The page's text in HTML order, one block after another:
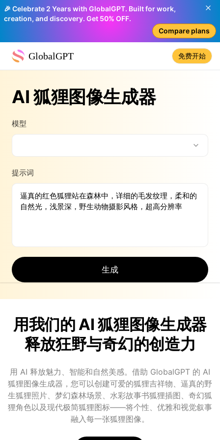
🎉 Celebrate 2 Years with GlobalGPT. Built for work,
creation, and discovery. Get 50% OFF.
Compare plans
GlobalGPT 免费开始
AI 狐狸图像生成器
模型
提示词
生成
用我们的 AI 狐狸图像生成器
释放狂野与奇幻的创造力
用 AI 释放魅力、智能和自然美感。借助 GlobalGPT 的 AI
狐狸图像生成器，您可以创建可爱的狐狸吉祥物、逼真的野
生狐狸照片、梦幻森林场景、水彩故事书狐狸插图、奇幻狐
狸角色以及现代极简狐狸图标——将个性、优雅和视觉叙事
融入每一张狐狸图像。